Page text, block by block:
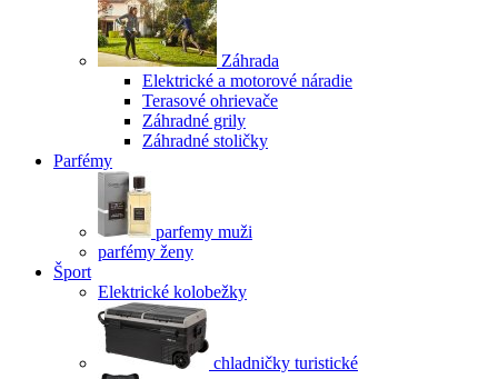
Záhrada
Elektrické a motorové náradie
Terasové ohrievače
Záhradné grily
Záhradné stoličky
Parfémy
parfemy muži
parfémy ženy
Šport
Elektrické kolobežky
chladničky turistické